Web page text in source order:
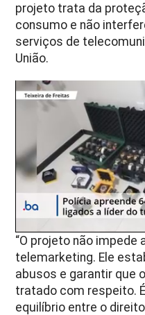
projeto trata da
consumo e não
serviços de
União.
“O projeto não impede
telemarketing. Ele
abusos e garantir que
tratado com respeito.
equilíbrio entre o